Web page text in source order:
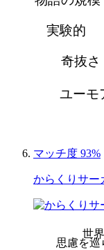
ユーモ
奇抜さ
実験的
マッチ度 93%
からくりサー
思慮を巡
世